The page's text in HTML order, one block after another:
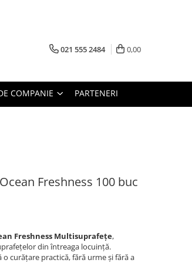
021 555 2484 0,00
COMPANIE PARTENERI
Freshness 100 buc
Freshness Multisuprafețe,
din întreaga locuință.
curățare practică, fără urme și fără a